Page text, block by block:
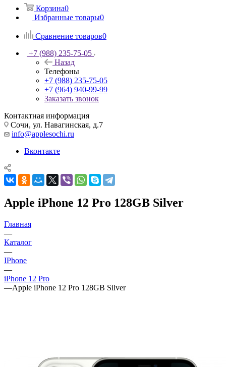
Корзина0
Избранные товары0
Сравнение товаров0
+7 (988) 235-75-05
Назад
Телефоны
+7 (988) 235-75-05
+7 (964) 940-99-99
Заказать звонок
Контактная информация
Сочи, ул. Навагинская, д.7
info@applesochi.ru
Вконтакте
Apple iPhone 12 Pro 128GB Silver
Главная
—
Каталог
—
IPhone
—
iPhone 12 Pro
—Apple iPhone 12 Pro 128GB Silver